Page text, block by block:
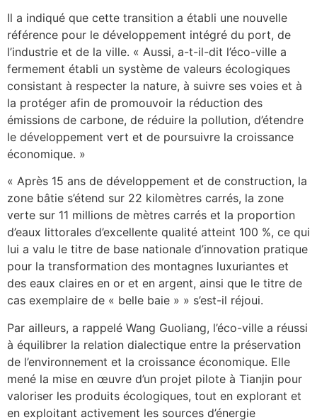
Il a indiqué que cette transition a établi une nouvelle
référence pour le développement intégré du port, de
l’industrie et de la ville. « Aussi, a-t-il-dit l’éco-ville a
fermement établi un système de valeurs écologiques
consistant à respecter la nature, à suivre ses voies et à
la protéger afin de promouvoir la réduction des
émissions de carbone, de réduire la pollution, d’étendre
le développement vert et de poursuivre la croissance
économique. »
« Après 15 ans de développement et de construction, la
zone bâtie s’étend sur 22 kilomètres carrés, la zone
verte sur 11 millions de mètres carrés et la proportion
d’eaux littorales d’excellente qualité atteint 100 %, ce qui
lui a valu le titre de base nationale d’innovation pratique
pour la transformation des montagnes luxuriantes et
des eaux claires en or et en argent, ainsi que le titre de
cas exemplaire de « belle baie » » s’est-il réjoui.
Par ailleurs, a rappelé Wang Guoliang, l’éco-ville a réussi
à équilibrer la relation dialectique entre la préservation
de l’environnement et la croissance économique. Elle
mené la mise en œuvre d’un projet pilote à Tianjin pour
valoriser les produits écologiques, tout en explorant et
en exploitant activement les sources d’énergie